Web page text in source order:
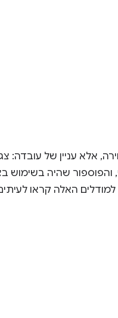
אלא עניין של עובדה:
והפוספור שהיה בשימוש